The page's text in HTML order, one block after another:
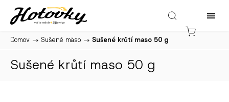
Domov / Sušené mäso / Sušené krůtí maso 50 g
Sušené krůtí maso 50 g